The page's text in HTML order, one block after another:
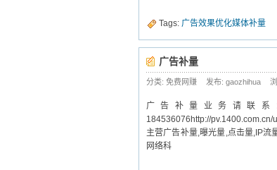
Tags: 广告效果优化媒体补量
广告补量
分类: 免费网赚 发布: gaozhihua
广告补量业务请联系
184536076http://pv.1400.com.cn/
主营广告补量,曝光量,点击量,IP流
网络科